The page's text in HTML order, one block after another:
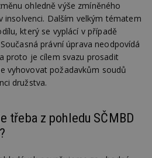
ohledně výše zmíněného
insolvenci. Dalším velkým tématem
který se vyplácí v případě
právní úprava neodpovídá
proto je cílem svazu prosadit
vyhovovat požadavkům soudů
družstva.
třeba z pohledu SČMBD